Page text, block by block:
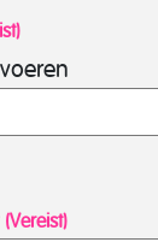
(Vereist)